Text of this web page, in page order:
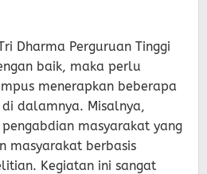
Dharma Perguruan Tinggi
baik, maka perlu
menerapkan beberapa
dalamnya. Misalnya,
masyarakat yang
masyarakat berbasis
Kegiatan ini sangat